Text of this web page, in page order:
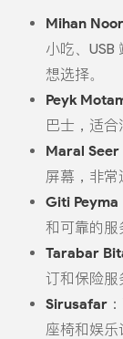
Mihan Noor
小吃、USB
想选择。
Peyk
巴士，适合
Maral Seer
屏幕，非常
Giti Peyma
和可靠的服
Tarabar
订和保险服
Sirusafar
座椅和娱乐